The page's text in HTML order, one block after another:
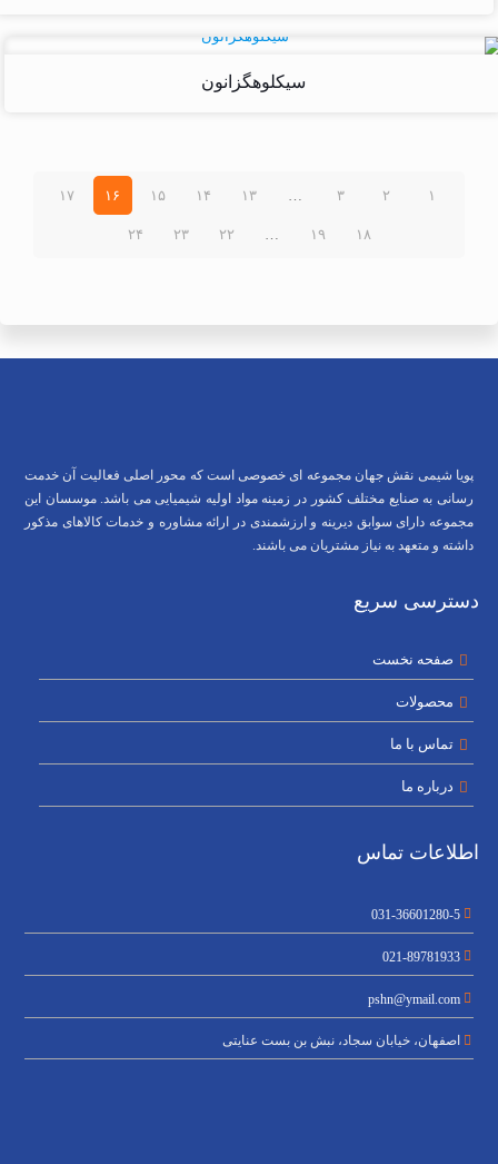
سیکلوهگزانون
۱ ۲ ۳ … ۱۳ ۱۴ ۱۵ ۱۶ ۱۷
۱۸ ۱۹ … ۲۲ ۲۳ ۲۴
پویا شیمی نقش جهان مجموعه ای خصوصی است که محور اصلی فعالیت آن خدمت
رسانی به صنایع مختلف کشور در زمینه مواد اولیه شیمیایی می باشد. موسسان این
مجموعه دارای سوابق دیرینه و ارزشمندی در ارائه مشاوره و خدمات کالاهای مذکور
داشته و متعهد به نیاز مشتریان می باشند.
دسترسی سریع
صفحه نخست
محصولات
تماس با ما
درباره ما
اطلاعات تماس
031-36601280-5
021-89781933
pshn@ymail.com
اصفهان، خیابان سجاد، نبش بن بست عنایتی